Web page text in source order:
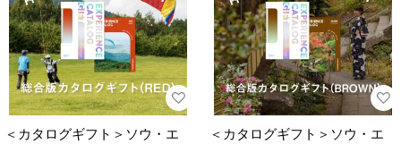
＜カタログギフト＞ソウ・エ
＜カタログギフト＞ソウ・エ